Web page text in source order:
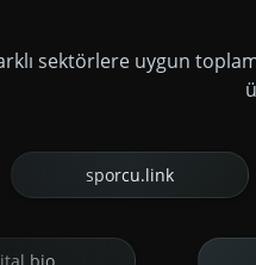
sektörlere uygun
sporcu.link